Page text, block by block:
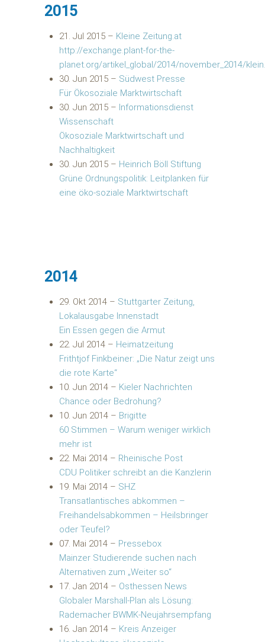
2015
21. Jul 2015 – Kleine Zeitung.at
http://exchange.plant-for-the-
planet.org/artikel_global/2014/november_2014/
30. Jun 2015 – Südwest Presse
Für Ökosoziale Marktwirtschaft
30. Jun 2015 – Informationsdienst
Wissenschaft
Ökosoziale Marktwirtschaft und
Nachhaltigkeit
30. Jun 2015 – Heinrich Böll Stiftung
Grüne Ordnungspolitik: Leitplanken für
eine öko-soziale Marktwirtschaft
2014
29. Okt 2014 – Stuttgarter Zeitung,
Lokalausgabe Innenstadt
Ein Essen gegen die Armut
22. Jul 2014 – Heimatzeitung
Frithtjof Finkbeiner: „Die Natur zeigt uns
die rote Karte“
10. Jun 2014 – Kieler Nachrichten
Chance oder Bedrohung?
10. Jun 2014 – Brigitte
60 Stimmen – Warum weniger wirklich
mehr ist
22. Mai 2014 – Rheinische Post
CDU Politiker schreibt an die Kanzlerin
19. Mai 2014 – SHZ
Transatlantisches abkommen –
Freihandelsabkommen – Heilsbringer
oder Teufel?
07. Mai 2014 – Pressebox
Mainzer Studierende suchen nach
Alternativen zum „Weiter so“
17. Jan 2014 – Osthessen News
Globaler Marshall-Plan als Lösung:
Rademacher BWMK-Neujahrsempfang
16. Jan 2014 – Kreis Anzeiger